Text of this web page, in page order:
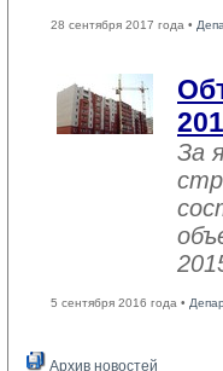
28 сентября 2017 года •
За
5 сентября 2016 года •
Архив новостей